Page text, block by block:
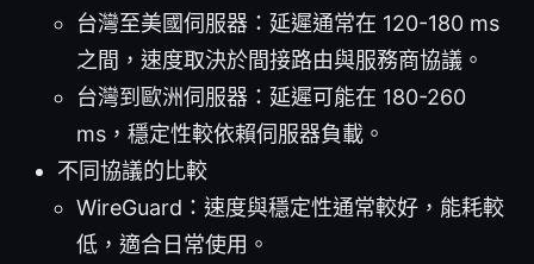
台灣至美國伺服器：延遲通常在 120-180 ms
之間，速度取決於間接路由與服務商協議。
台灣到歐洲伺服器：延遲可能在 180-260
ms，穩定性較依賴伺服器負載。
不同協議的比較
WireGuard：速度與穩定性通常較好，能耗較
低，適合日常使用。